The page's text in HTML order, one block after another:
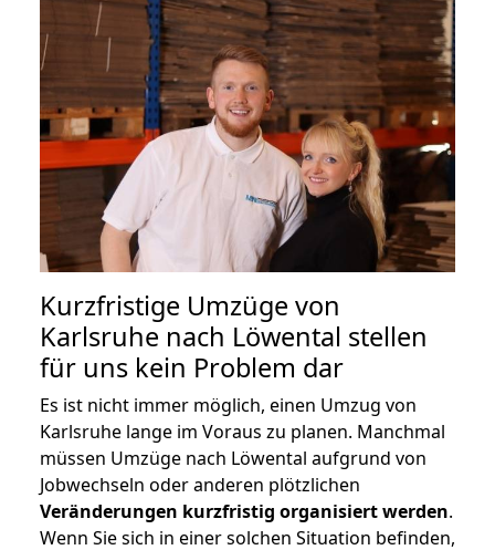
Kurzfristige Umzüge von
Karlsruhe nach Löwental stellen
für uns kein Problem dar
Es ist nicht immer möglich, einen Umzug von
Karlsruhe lange im Voraus zu planen. Manchmal
müssen Umzüge nach Löwental aufgrund von
Jobwechseln oder anderen plötzlichen
Veränderungen kurzfristig organisiert werden.
Wenn Sie sich in einer solchen Situation befinden,